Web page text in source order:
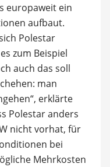
europaweit ein
aufbaut.
Polestar
zum Beispiel
auch das soll
man
erklärte
Polestar anders
nicht vorhat, für
bei
Mehrkosten